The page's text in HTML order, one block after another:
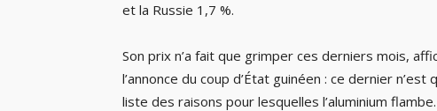
et la Russie 1,7 %.
Son prix n’a fait que grimper ces derniers mois,
l’annonce du coup d’État guinéen : ce dernier
liste des raisons pour lesquelles l’aluminium